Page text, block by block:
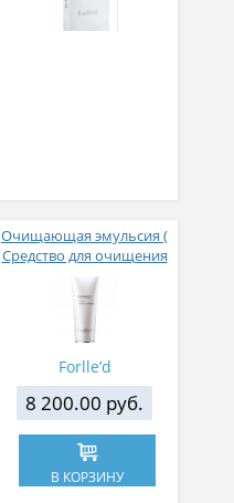
Очищающая эмульсия (
Средство для очищения
кожи и удаления
макияжа )-1-й этап
Forlle’d
8 200.00 руб.
В КОРЗИНУ